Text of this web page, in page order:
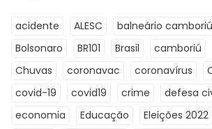
acidente ALESC balneário camboriú
Bolsonaro
BR101 Brasil camboriú
Chuvas
coronavac coronavírus
covid-19
covid19 crime defesa
economia
Educação Eleições 2022